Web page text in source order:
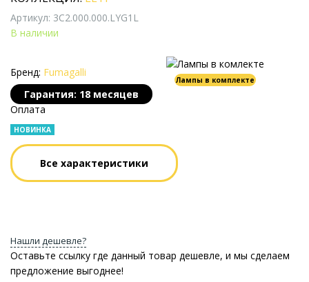
Артикул: 3C2.000.000.LYG1L
В наличии
Бренд: Fumagalli
Гарантия: 18 месяцев
Лампы в комплекте
Оплата
НОВИНКА
Все характеристики
Нашли дешевле?
Оставьте ссылку где данный товар дешевле, и мы сделаем
предложение выгоднее!